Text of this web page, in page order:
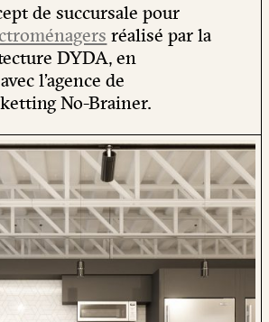
de succursale pour
réalisé par la
DYDA, en
l’agence de
No-Brainer.